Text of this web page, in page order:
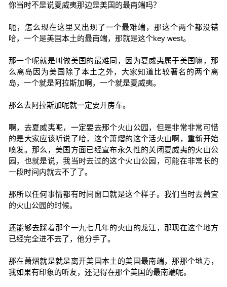
你当时不是说夏威夷那边是美国的最南端吗？
呃，怎么现在这里又出现了一个最难端，那这个两个都没错
哈，一个是美国本土的最南端，那就是这个key west。
那一个呢就是叫做美国的最难同，因为夏威夷属于美国嘛，那
么离岛因为美国除了本土之外，大家知道比较著名的两个离
岛，一个就是阿拉斯加啊，一个就是夏威夷。
那么去阿拉斯加呢就一定要开房车。
啊，去夏威夷呢，一定要去那个火山公园，但是非常非常可惜
的是大家应该听说了哈，这个萧熠的这个活火山啊，重新开始
喷发。那么，美国方面已经宣布永久性的关闭夏威夷的火山公
园，也就是说，我当时去过的这个火山公园，可能在非常长的
一段时间内就去不了了。
那所以任何事情都有时间窗口就是这个样子。我们当时去萧宜
的火山公园的时候。
还能够去踩着那个一九七几年的火山的龙江，那现在这个地方
已经完全进不去了，他分手了。
那在萧熠就是就是离开美国本土的美国最南端，那那个地方，
我如果有印象的听友，还记得在那个美国的最南端呢。